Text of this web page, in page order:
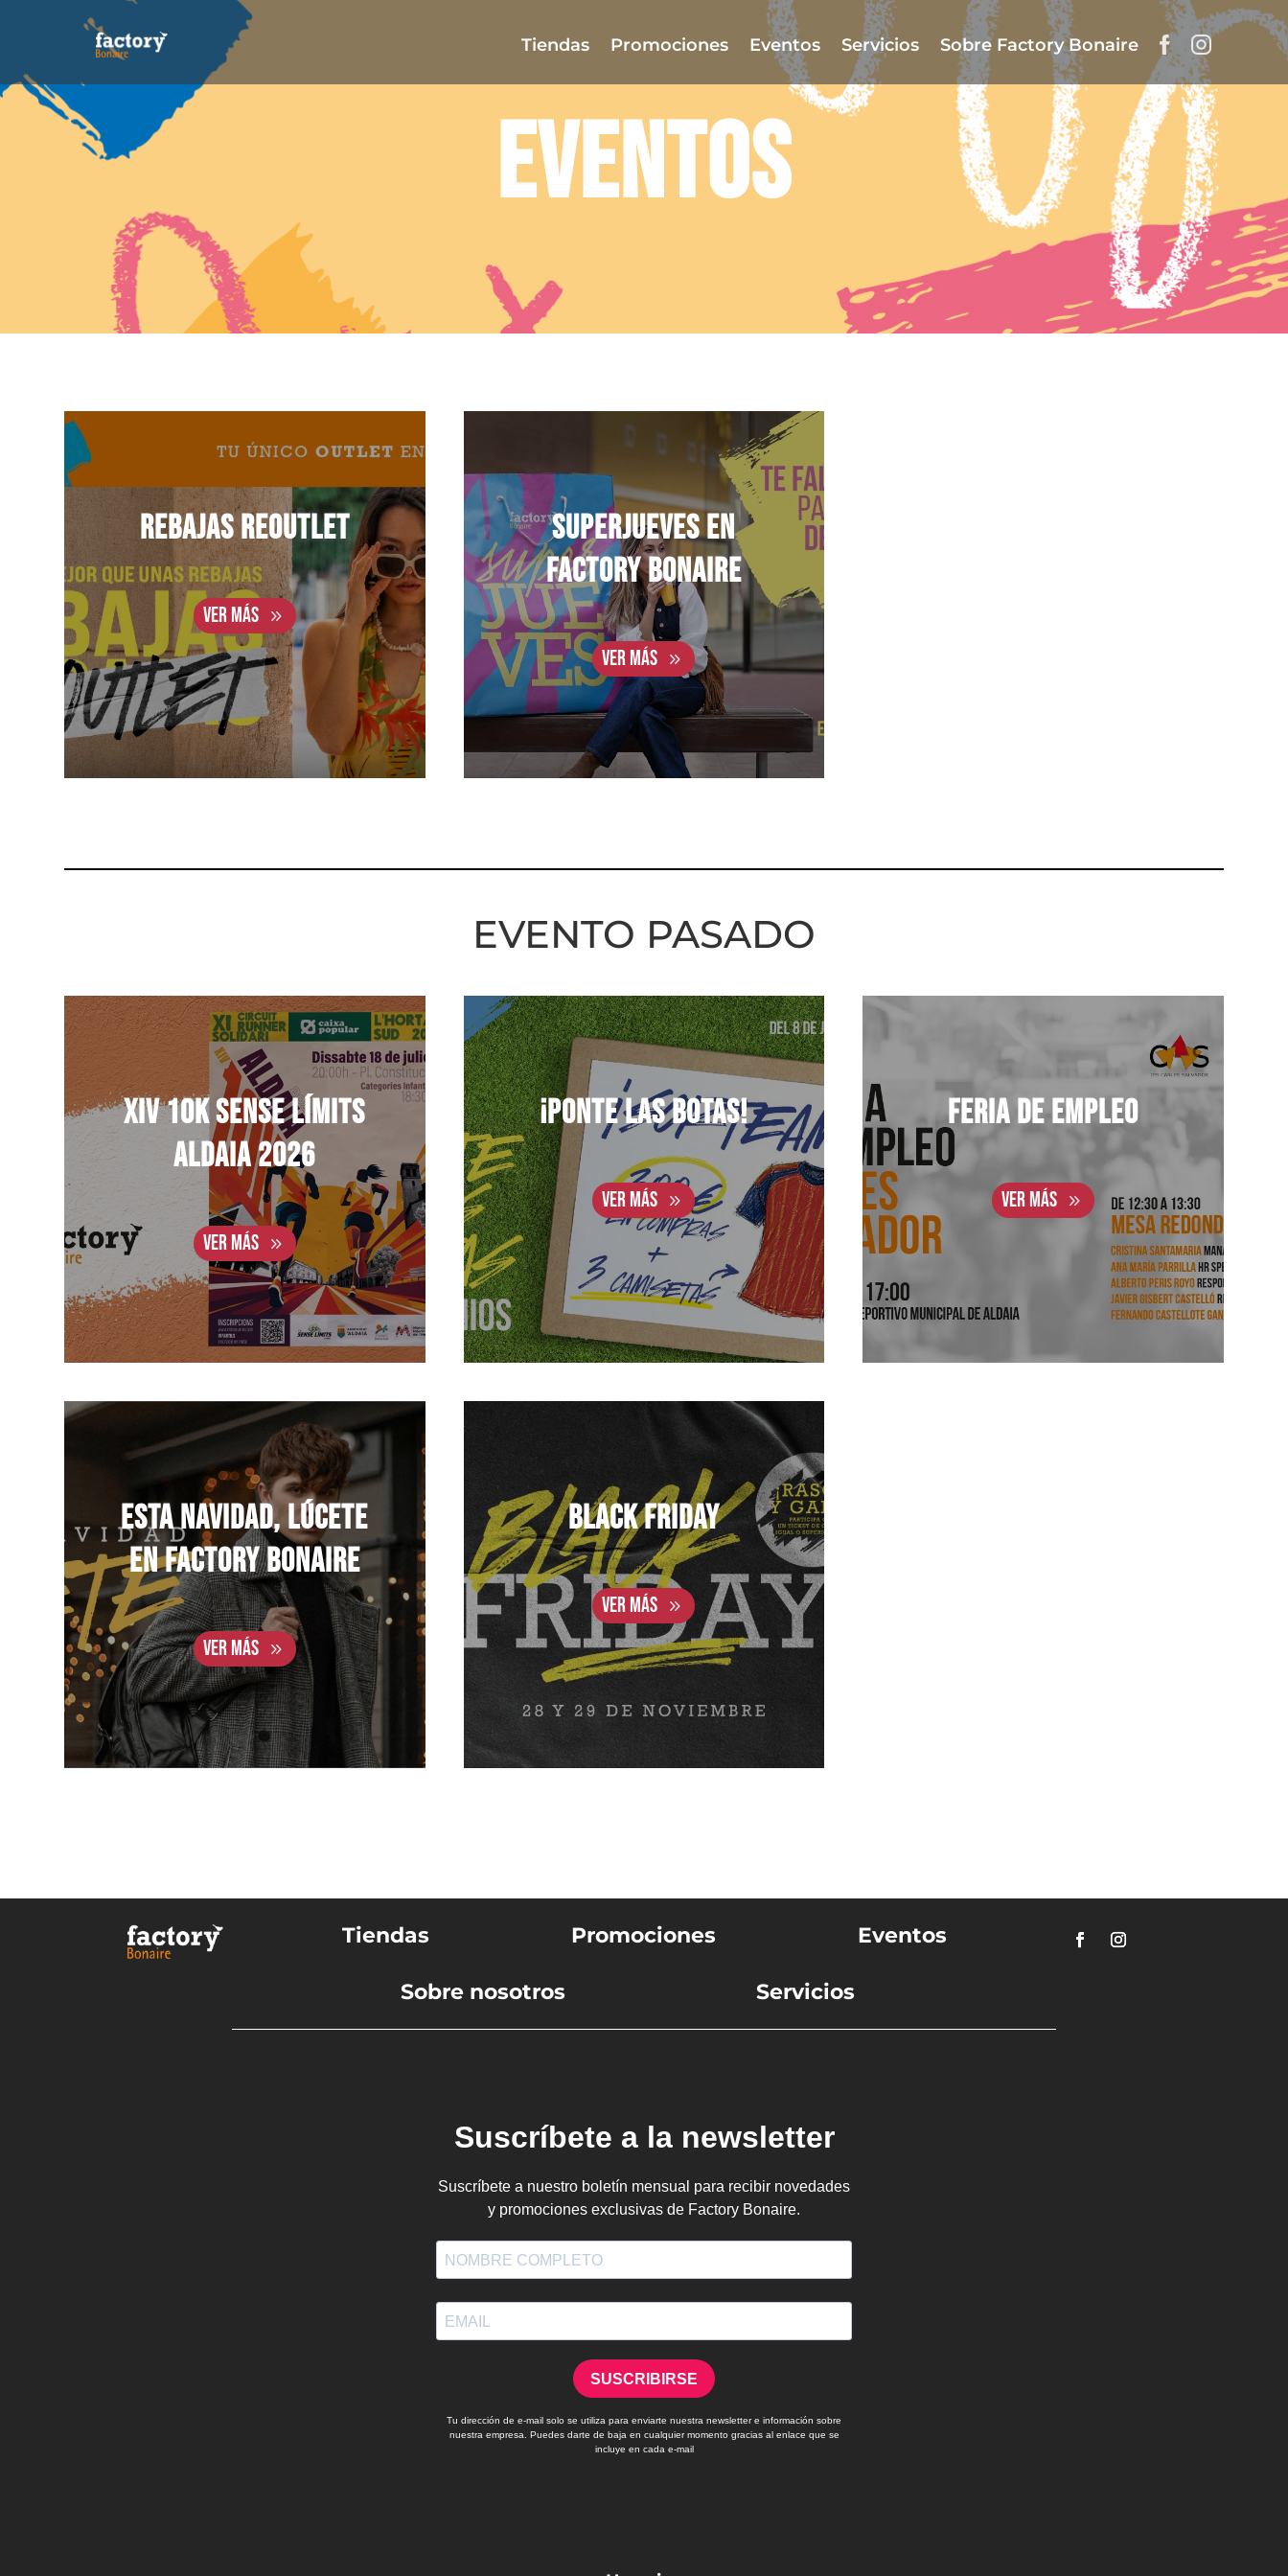
Tiendas Promociones Eventos Servicios Sobre Factory Bonaire
EVENTOS
REBAJAS REOUTLET
VER MÁS
SUPERJUEVES en
Factory Bonaire
VER MÁS
EVENTO PASADO
XIV 10K SENSE LÍMITS
ALDAIA 2026
VER MÁS
¡PONTE LAS BOTAS!
VER MÁS
FERIA DE EMPLEO
VER MÁS
ESTA NAVIDAD, LÚCETE
EN FACTORY BONAIRE
VER MÁS
Black Friday
VER MÁS
Tiendas Promociones Eventos
Sobre nosotros Servicios